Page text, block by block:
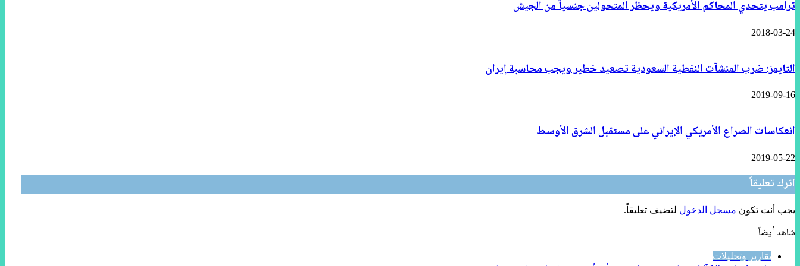
ترامب يتحدي المحاكم الأمريكية ويحظر المتحولين جنسياً من الجيش
2018-03-24
التايمز: ضرب المنشآت النفطية السعودية تصعيد خطير ويجب محاسبة إيران
2019-09-16
انعكاسات الصراع الأمريكي الإيراني على مستقبل الشرق الأوسط
2019-05-22
اترك تعليقاً
يجب أنت تكون مسجل الدخول لتضيف تعليقاً.
شاهد أيضاً
تقارير وتحليلات